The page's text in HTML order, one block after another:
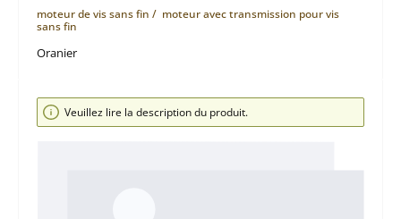
moteur de vis sans fin / moteur avec transmission pour vis
sans fin
Oranier
Ignorer la galerie d'images
Veuillez lire la description du produit.